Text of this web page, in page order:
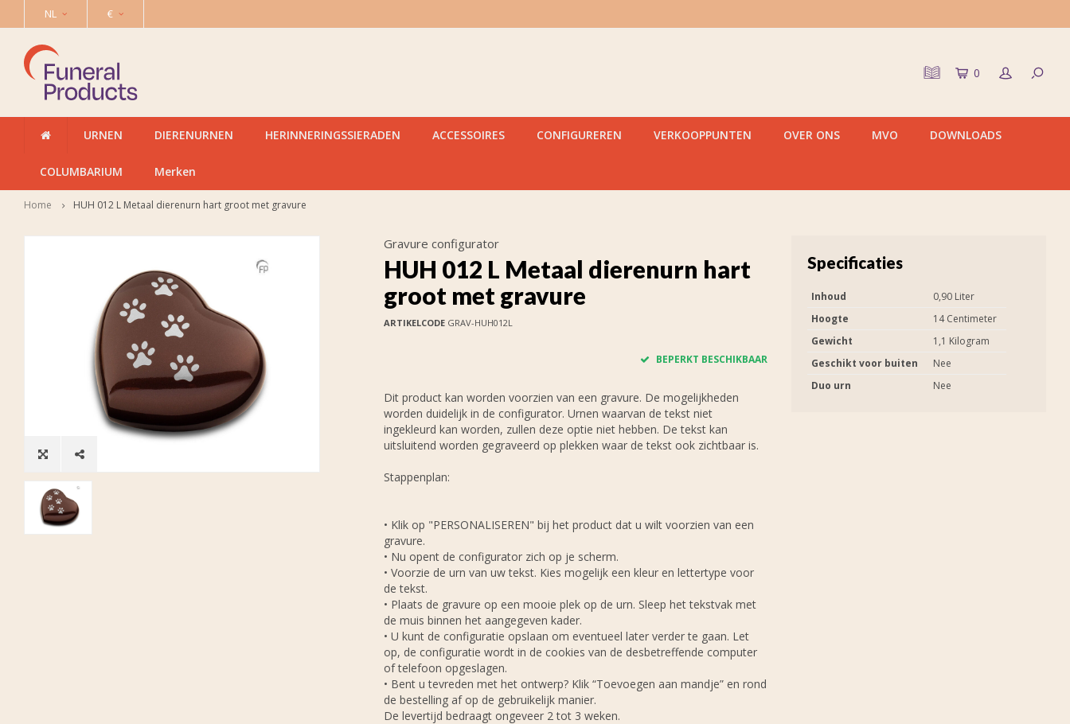
NL €
0
URNEN DIERENURNEN HERINNERINGSSIERADEN ACCESSOIRES CONFIGUREREN VERKOOPPUNTEN OVER ONS MVO DOWNLOADS
COLUMBARIUM Merken
Home HUH 012 L Metaal dierenurn hart groot met gravure
Gravure configurator
HUH 012 L Metaal dierenurn hart
groot met gravure
ARTIKELCODEGRAV-HUH012L
BEPERKT BESCHIKBAAR
Dit product kan worden voorzien van een gravure. De mogelijkheden
worden duidelijk in de configurator. Urnen waarvan de tekst niet
ingekleurd kan worden, zullen deze optie niet hebben. De tekst kan
uitsluitend worden gegraveerd op plekken waar de tekst ook zichtbaar is.
Stappenplan:
• Klik op "PERSONALISEREN" bij het product dat u wilt voorzien van een
gravure.
• Nu opent de configurator zich op je scherm.
• Voorzie de urn van uw tekst. Kies mogelijk een kleur en lettertype voor
de tekst.
• Plaats de gravure op een mooie plek op de urn. Sleep het tekstvak met
de muis binnen het aangegeven kader.
• U kunt de configuratie opslaan om eventueel later verder te gaan. Let
op, de configuratie wordt in de cookies van de desbetreffende computer
of telefoon opgeslagen.
• Bent u tevreden met het ontwerp? Klik “Toevoegen aan mandje” en rond
de bestelling af op de gebruikelijk manier.
De levertijd bedraagt ongeveer 2 tot 3 weken.
Specificaties
Inhoud
0,90 Liter
Hoogte
14 Centimeter
Gewicht
1,1 Kilogram
Geschikt voor buiten
Nee
Duo urn
Nee